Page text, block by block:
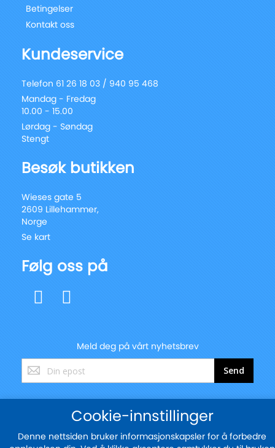
Betingelser
Kontakt oss
Kundeservice
Telefon 61 26 18 03 / 940 95 468
Mandag - Fredag
10.00 - 15.00
Lørdag - Søndag
Stengt
Besøk butikken
Wieses gate 5
2609 Lillehammer,
Norge
Se kart
Følg oss på
Meld deg på vårt nyhetsbrev
Registrer
deg
vårt
Send
© 2025 - blekkskriveren.no
Sikker betaling med
Cookie-innstillinger
Denne nettsiden bruker informasjonskapsler for å forbedre